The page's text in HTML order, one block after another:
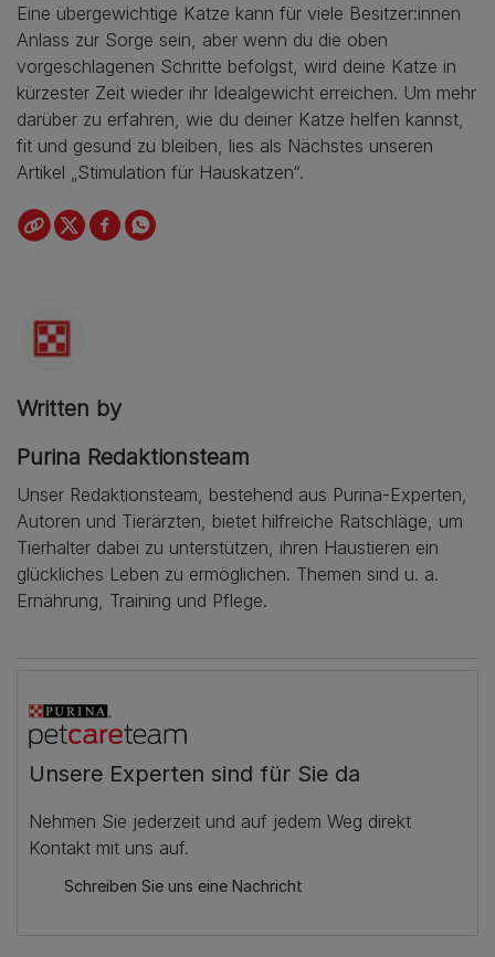
Eine übergewichtige Katze kann für viele Besitzer:innen
Anlass zur Sorge sein, aber wenn du die oben
vorgeschlagenen Schritte befolgst, wird deine Katze in
kürzester Zeit wieder ihr Idealgewicht erreichen. Um mehr
darüber zu erfahren, wie du deiner Katze helfen kannst,
fit und gesund zu bleiben, lies als Nächstes unseren
Artikel „Stimulation für Hauskatzen“.
Written by
Purina Redaktionsteam
Unser Redaktionsteam, bestehend aus Purina-Experten,
Autoren und Tierärzten, bietet hilfreiche Ratschläge, um
Tierhalter dabei zu unterstützen, ihren Haustieren ein
glückliches Leben zu ermöglichen. Themen sind u. a.
Ernährung, Training und Pflege.
Unsere Experten sind für Sie da
Nehmen Sie jederzeit und auf jedem Weg direkt
Kontakt mit uns auf.
Schreiben Sie uns eine Nachricht